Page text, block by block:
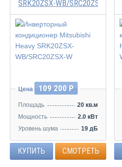
SRK20ZSX-WB/SRC20ZSX-W
Инвертор
Цена 109 200 Р
Площадь
20 кв.м
Мощность
2.0 кВт
Уровень шума
19 дБ
КУПИТЬ СМОТРЕТЬ